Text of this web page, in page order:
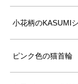
小花柄のKASUMI
ピンク色の猫首輪